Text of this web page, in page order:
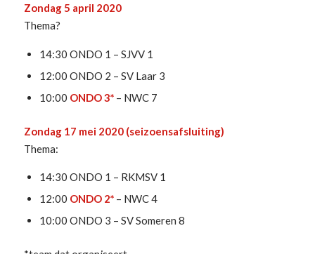
Zondag 5 april 2020
Thema?
14:30 ONDO 1 – SJVV 1
12:00 ONDO 2 – SV Laar 3
10:00 ONDO 3*– NWC 7
Zondag 17 mei 2020 (seizoensafsluiting)
Thema:
14:30 ONDO 1 – RKMSV 1
12:00 ONDO 2*– NWC 4
10:00 ONDO 3 – SV Someren 8